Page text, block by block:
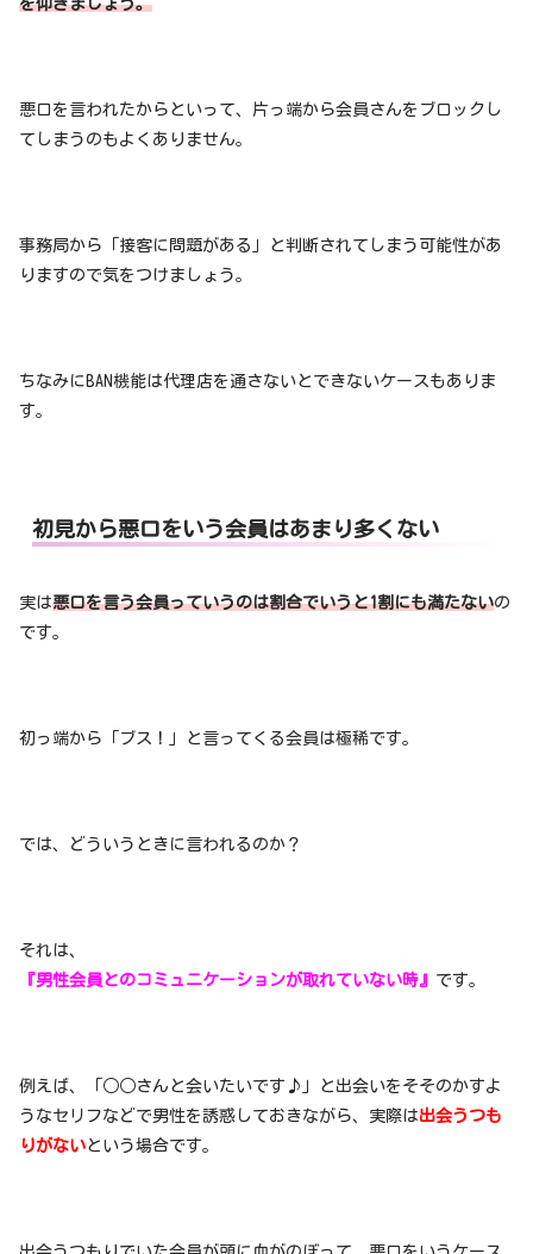
悪口を言われたからといって、片っ端から会員さんをブロックし
てしまうのもよくありません。
事務局から「接客に問題がある」と判断されてしまう可能性があ
りますので気をつけましょう。
ちなみにBAN機能は代理店を通さないとできないケースもありま
す。
初見から悪口をいう会員はあまり多くない
実は悪口を言う会員っていうのは割合でいうと1割にも満たないの
です。
初っ端から「ブス！」と言ってくる会員は極稀です。
では、どういうときに言われるのか？
それは、
『男性会員とのコミュニケーションが取れていない時』 です。
例えば、「○○さんと会いたいです♪」と出会いをそそのかすよ
うなセリフなどで男性を誘惑しておきながら、実際は出会うつも
りがないという場合です。